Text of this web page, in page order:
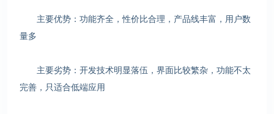
主要优势：功能齐全，性价比合理，产品线丰富，用户数
量多
主要劣势：开发技术明显落伍，界面比较繁杂，功能不太
完善，只适合低端应用